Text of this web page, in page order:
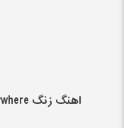
اهنگ زنگ anywhere